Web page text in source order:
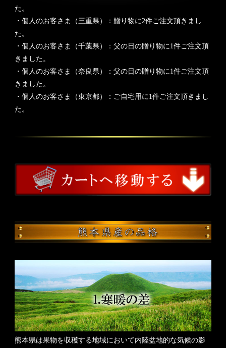
た。
・個人のお客さま（三重県）：贈り物に2件ご注文頂きまし
た。
・個人のお客さま（千葉県）：父の日の贈り物に1件ご注文頂
きました。
・個人のお客さま（奈良県）：父の日の贈り物に1件ご注文頂
きました。
・個人のお客さま（東京都）：ご自宅用に1件ご注文頂きまし
た。
熊本県は果物を収穫する地域において内陸盆地的な気候の影